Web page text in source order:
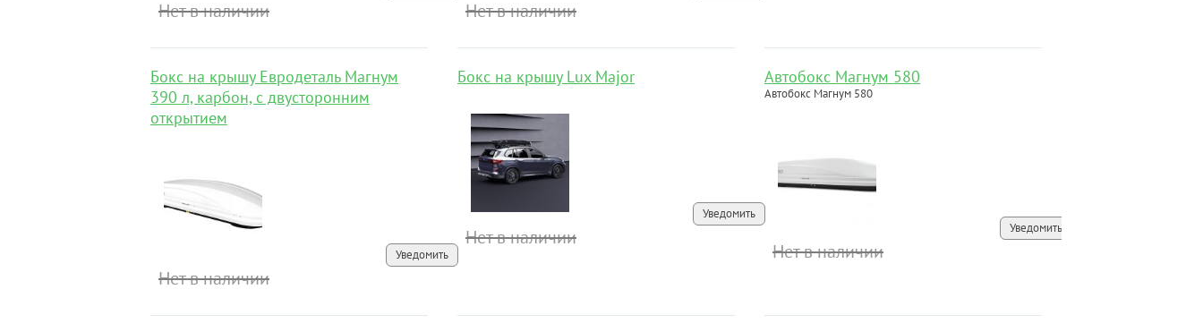
Нет в наличии Нет в наличии
Бокс на крышу Евродеталь Магнум
390 л, карбон, с двусторонним
открытием
Нет в наличии
Уведомить
Бокс на крышу Lux Major
Нет в наличии
Уведомить
Автобокс Магнум 580
Автобокс Магнум 580
Нет в наличии
Уведомить